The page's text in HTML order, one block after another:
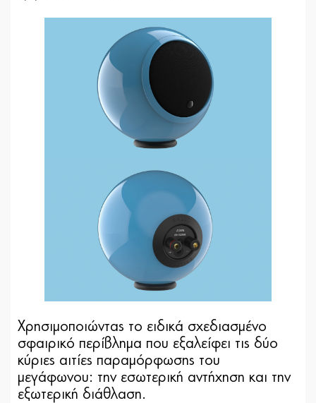
Χρησιμοποιώντας το ειδικά σχεδιασμένο
σφαιρικό περίβλημα που εξαλείφει τις δύο
κύριες αιτίες παραμόρφωσης του
μεγάφωνου: την εσωτερική αντήχηση και την
εξωτερική διάθλαση.